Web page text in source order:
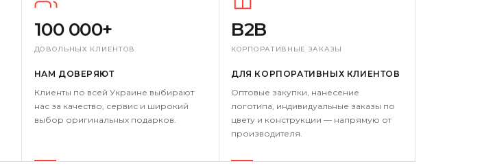
100 000+
ДОВОЛЬНЫХ КЛИЕНТОВ
НАМ ДОВЕРЯЮТ
Клиенты по всей Украине выбирают
нас за качество, сервис и широкий
выбор оригинальных подарков.
B2B
КОРПОРАТИВНЫЕ ЗАКАЗЫ
ДЛЯ КОРПОРАТИВНЫХ КЛИЕНТОВ
Оптовые закупки, нанесение
логотипа, индивидуальные заказы по
цвету и конструкции — напрямую от
производителя.